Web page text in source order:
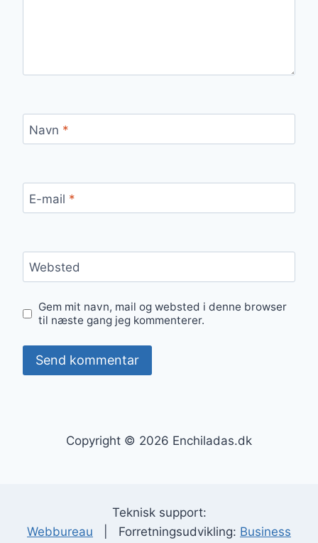
Navn *
E-mail *
Websted
Gem mit navn, mail og websted i denne browser
til næste gang jeg kommenterer.
Copyright © 2026 Enchiladas.dk
Teknisk support:
Webbureau | Forretningsudvikling: Business